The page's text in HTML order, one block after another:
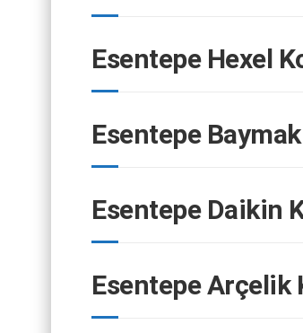
Esentepe Hexel
Esentepe
Esentepe Daikin
Esentepe Arçelik